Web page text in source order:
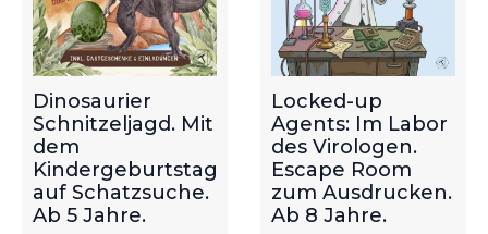
Dinosaurier
Schnitzeljagd. Mit
dem
Kindergeburtstag
auf Schatzsuche.
Ab 5 Jahre.
Locked-up
Agents: Im Labor
des Virologen.
Escape Room
zum Ausdrucken.
Ab 8 Jahre.